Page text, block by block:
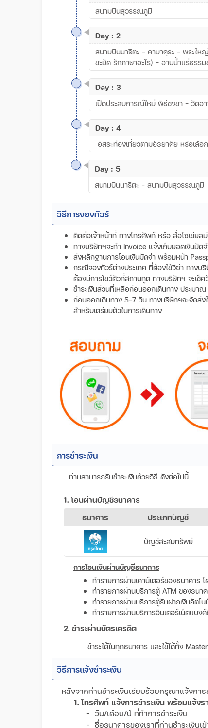
สนามบินสุวรรณภูมิ
Day : 2
สนามบินนาริตะ - คามาคุระ - พระให
ชะมัด รักภาษาอะไร) - อาบน้ำแร่ธรรม
Day : 3
เปิดประสบการณ์ใหม่ พิธีชงชา – วัดอ
Day : 4
อิสระท่องเที่ยวตามอัธยาศัย หรือเลือ
Day : 5
สนามบินนาริตะ - สนามบินสุวรรณภูมิ
วิธีการจองทัวร์
ติดต่อเจ้าหน้าที่ ทางโทรศัพท์ หรือ สื่อโซเชียล
ทางบริษัทฯจะทำ Invoice แจ้งเก็บยอดเงินมั
ส่งหลักฐานการโอนเงินมัดจำ พร้อมหน้า
กรณีจองทัวร์ต่างประเทศ ที่ต้องใช้วีซ่า ทางบ
ต้องมีการโชว์ตัวที่สถานทูต ทางบริษัทฯ จะเช็
ชำระเงินส่วนที่เหลือก่อนออกเดินทาง ประม
ก่อนออกเดินทาง 5-7 วัน ทางบริษัทฯจะจัดส่
สำหรับเตรียมตัวในการเดินทาง
การชำระเงิน
ท่านสามารถรับชำระเงินด้วยวิธี ดังต่อไปนี้
1. โอนผ่านบัญชีธนาคาร
ธนาคาร
ประเภทบัญชี
บัญชีสะสมทรัพย์
การโอนเงินผ่านบัญชีธนาคาร
ทำรายการผ่านเคาน์เตอร์ของธนาคาร
ทำรายการผ่านบริการตู้ ATM ของธน
ทำรายการผ่านบริการตู้รับฝากเงินอัต
ทำรายการผ่านบริการอินเตอร์เน็ตแบ
2. ชำระผ่านบัตรเครดิต
ชำระได้ในทุกธนาคาร และใช้ได้ทั้ง
วิธีการแจ้งชำระเงิน
หลังจากท่านชำระเงินเรียบร้อยกรุณาแจ้งกา
1. โทรศัพท์ แจ้งการชำระเงิน พร้อมแจ้งร
- วัน/เดือน/ปี ที่ทำการชำระเงิน
- ชื่อธนาคารของเราที่ท่านชำระเงินเ